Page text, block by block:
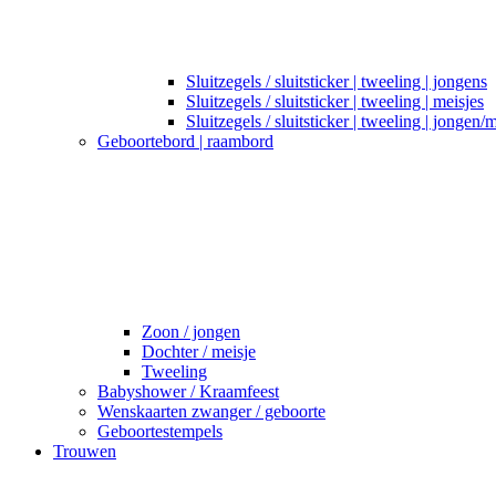
Sluitzegels / sluitsticker | tweeling | jongens
Sluitzegels / sluitsticker | tweeling | meisjes
Sluitzegels / sluitsticker | tweeling | jongen/
Geboortebord | raambord
Zoon / jongen
Dochter / meisje
Tweeling
Babyshower / Kraamfeest
Wenskaarten zwanger / geboorte
Geboortestempels
Trouwen